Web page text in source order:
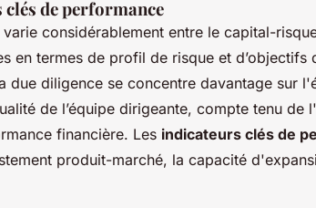
de performance
varie considérablement entre le capital-
en termes de profil de risque et d’objectifs
due diligence se concentre davantage sur
de l’équipe dirigeante, compte tenu de
financière. Les indicateurs clés de
produit-marché, la capacité